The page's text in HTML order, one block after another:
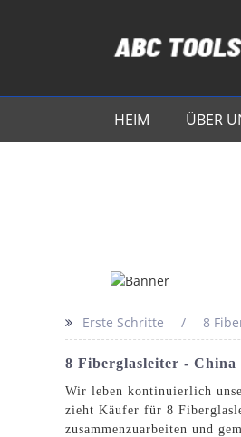
HEIM ÜBER
Erste Schritte 8
8 Fiberglasleiter -
Wir leben kontinuierlich
zieht Käufer für 8
zusammenzuarbeiten und